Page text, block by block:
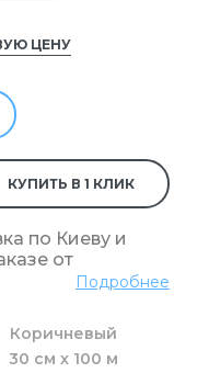
ЦЕНУ
КУПИТЬ В 1 КЛИК
по Киеву и
от
Подробнее
Коричневый
30 см х 100 м